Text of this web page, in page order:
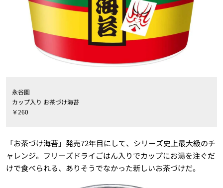
永谷園
カップ入り お茶づけ海苔
￥260
「お茶づけ海苔」発売72年目にして、シリーズ史上最大級のチ
ャレンジ。フリーズドライごはん入りでカップにお湯を注ぐだ
けで食べられる、ありそうでなかった新しいお茶づけだ。